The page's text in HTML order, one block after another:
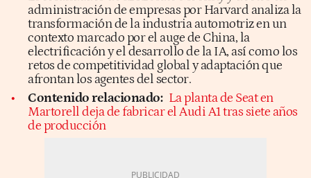
administración de empresas por Harvard analiza la
transformación de la industria automotriz en un
contexto marcado por el auge de China, la
electrificación y el desarrollo de la IA, así como los
retos de competitividad global y adaptación que
afrontan los agentes del sector.
Contenido relacionado: La planta de Seat en
Martorell deja de fabricar el Audi A1 tras siete años
de producción